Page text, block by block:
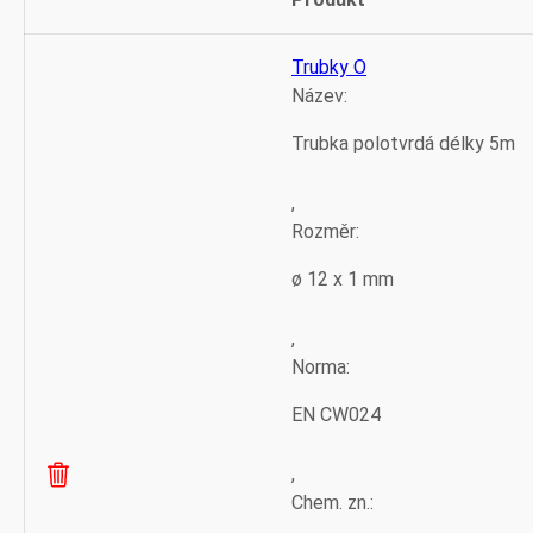
položkuimage
Trubky O
Název:
Trubka polotvrdá délky 5m
,
Rozměr:
ø 12 x 1 mm
,
Norma:
EN CW024
,
Chem. zn.: